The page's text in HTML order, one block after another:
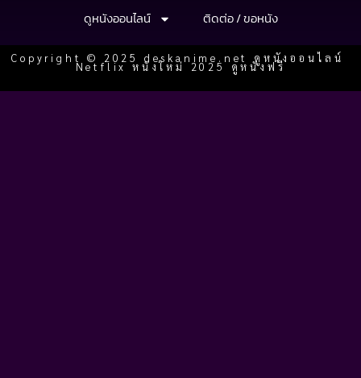
ดูหนังออนไลน์
ติดต่อ / ขอหนัง
Copyright © 2025 deskanime.net ดูหนังออนไลน์
Netflix หนังใหม่ 2025 ดูหนังฟรี